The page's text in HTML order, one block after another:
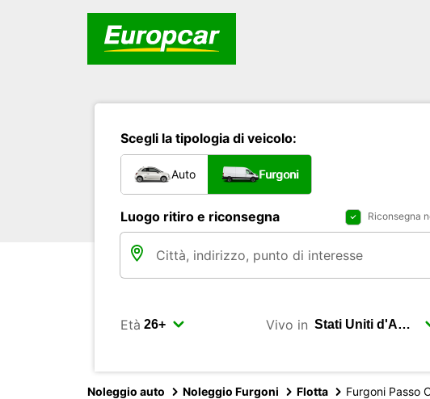
Scegli la tipologia di veicolo:
Auto Furgoni
Luogo ritiro e riconsegna Riconsegna
Età Vivo in
Noleggio auto Noleggio Furgoni Flotta Furgoni Passo